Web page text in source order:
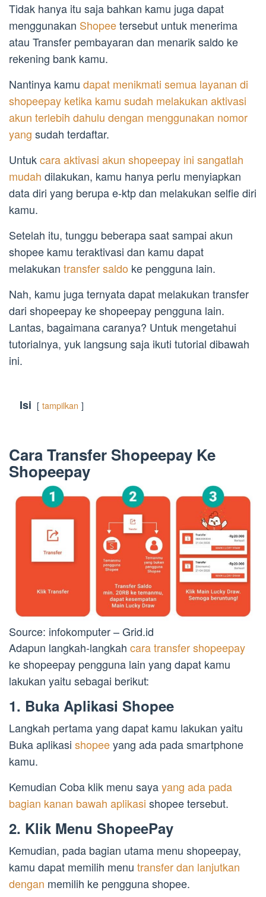
Tidak hanya itu saja bahkan kamu juga dapat
menggunakan Shopeetersebut untuk menerima
atau Transfer pembayaran dan menarik saldo ke
rekening bank kamu.
Nantinya kamu dapat menikmati semua layanan di
shopeepay ketika kamu sudah melakukan aktivasi
akun terlebih dahulu dengan menggunakan nomor
yang sudah terdaftar.
Untukcara aktivasi akun shopeepay ini sangatlah
mudah dilakukan, kamu hanya perlu menyiapkan
data diri yang berupa e-ktp dan melakukan selfie diri
kamu.
Setelah itu, tunggu beberapa saat sampai akun
shopee kamu teraktivasi dan kamu dapat
melakukan transfer saldo ke pengguna lain.
Nah, kamu juga ternyata dapat melakukan transfer
dari shopeepay ke shopeepay pengguna lain.
Lantas, bagaimana caranya? Untuk mengetahui
tutorialnya, yuk langsung saja ikuti tutorial dibawah
ini.
Isi tampilkan
Cara Transfer Shopeepay Ke
Shopeepay
Source: infokomputer – Grid.id
Adapun langkah-langkah cara transfer shopeepay
ke shopeepay pengguna lain yang dapat kamu
lakukan yaitu sebagai berikut:
1. Buka Aplikasi Shopee
Langkah pertama yang dapat kamu lakukan yaitu
Buka aplikasi shopeeyang ada pada smartphone
kamu.
Kemudian Coba klik menu sayayang ada pada
bagian kanan bawah aplikasi shopee tersebut.
2. Klik Menu ShopeePay
Kemudian, pada bagian utama menu shopeepay,
kamu dapat memilih menu transfer dan lanjutkan
dengan memilih ke pengguna shopee.